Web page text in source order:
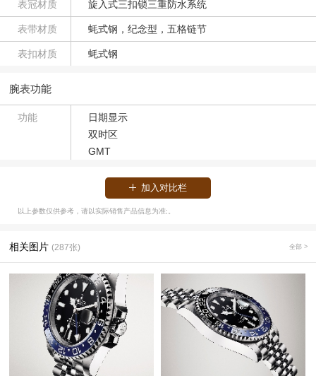
表冠材质 旋入式三扣锁三重防水系统
表带材质 蚝式钢，纪念型，五格链节
表扣材质 蚝式钢
腕表功能
功能
日期显示
双时区
GMT
加入对比栏
以上参数仅供参考，请以实际销售产品信息为准;。
相关图片 (287张) 全部 >